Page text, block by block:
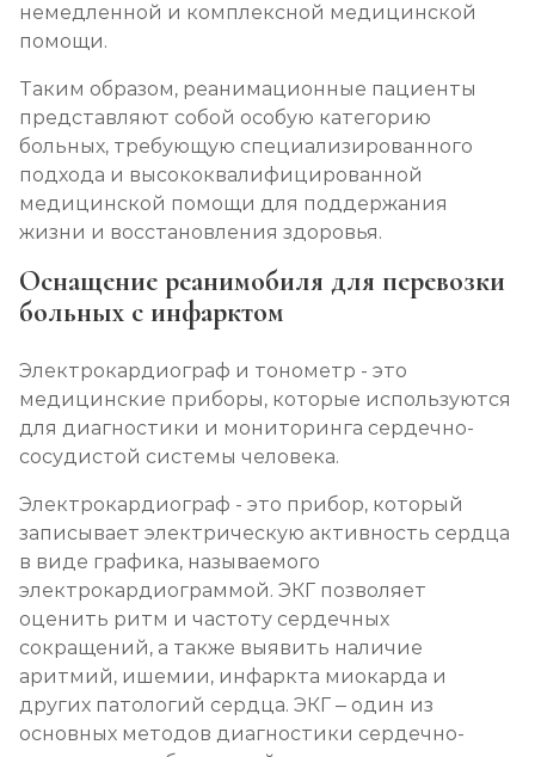
немедленной и комплексной медицинской
помощи.
Таким образом, реанимационные пациенты
представляют собой особую категорию
больных, требующую специализированного
подхода и высококвалифицированной
медицинской помощи для поддержания
жизни и восстановления здоровья.
Оснащение реанимобиля для перевозки
больных с инфарктом
Электрокардиограф и тонометр - это
медицинские приборы, которые используются
для диагностики и мониторинга сердечно-
сосудистой системы человека.
Электрокардиограф - это прибор, который
записывает электрическую активность сердца
в виде графика, называемого
электрокардиограммой. ЭКГ позволяет
оценить ритм и частоту сердечных
сокращений, а также выявить наличие
аритмий, ишемии, инфаркта миокарда и
других патологий сердца. ЭКГ – один из
основных методов диагностики сердечно-